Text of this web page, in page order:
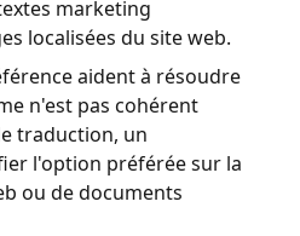
marketing
localisées du site web.
aident à résoudre
n'est pas cohérent
traduction, un
l'option préférée sur la
ou de documents